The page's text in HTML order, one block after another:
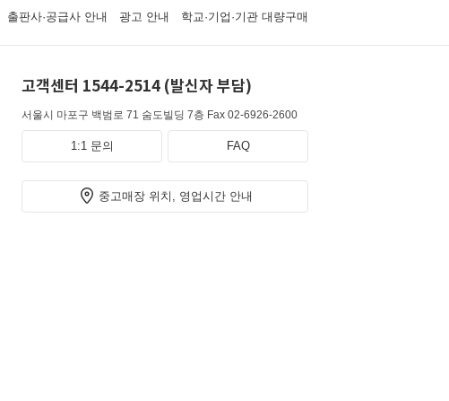
출판사·공급사 안내 광고 안내 학교·기업·기관 대량구매
고객센터 1544-2514 (발신자 부담)
서울시 마포구 백범로 71 숨도빌딩 7층 Fax 02-6926-2600
1:1 문의 FAQ
중고매장 위치, 영업시간 안내